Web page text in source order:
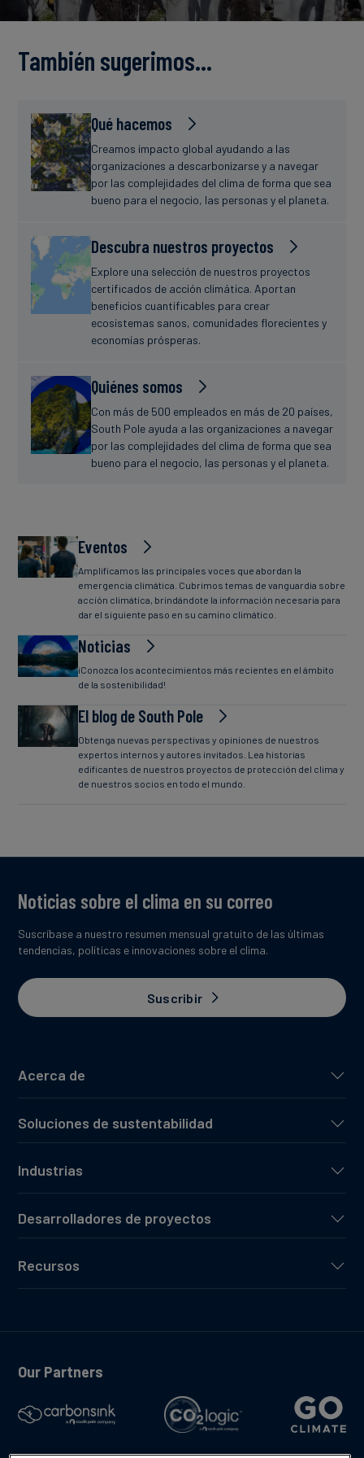
Finanzas
estudio
Noticias
También sugerimos…
Qué hacemos
Creamos impacto global ayudando a las
organizaciones a descarbonizarse y a navegar
por las complejidades del clima de forma que sea
bueno para el negocio, las personas y el planeta.
Descubra nuestros proyectos
Explore una selección de nuestros proyectos
certificados de acción climática. Aportan
beneficios cuantificables para crear
ecosistemas sanos, comunidades florecientes y
economías prósperas.
Quiénes somos
Con más de 500 empleados en más de 20 países,
South Pole ayuda a las organizaciones a navegar
por las complejidades del clima de forma que sea
bueno para el negocio, las personas y el planeta.
Eventos
Amplificamos las principales voces que abordan la
emergencia climática. Cubrimos temas de vanguardia sobre
acción climática, brindándote la información necesaria para
dar el siguiente paso en su camino climático.
Noticias
¡Conozca los acontecimientos más recientes en el ámbito
de la sostenibilidad!
El blog de South Pole
Obtenga nuevas perspectivas y opiniones de nuestros
expertos internos y autores invitados. Lea historias
edificantes de nuestros proyectos de protección del clima y
de nuestros socios en todo el mundo.
Acerca de
Soluciones de sustentabilidad
Industrias
Desarrolladores de proyectos
Recursos
Noticias sobre el clima en su correo
Suscríbase a nuestro resumen mensual gratuito de las últimas
tendencias, políticas e innovaciones sobre el clima.
Suscribir
Our Partners